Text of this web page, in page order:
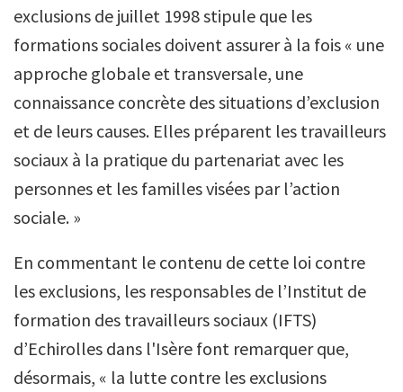
exclusions de juillet 1998 stipule que les
formations sociales doivent assurer à la fois « une
approche globale et transversale, une
connaissance concrète des situations d’exclusion
et de leurs causes. Elles préparent les travailleurs
sociaux à la pratique du partenariat avec les
personnes et les familles visées par l’action
sociale. »
En commentant le contenu de cette loi contre
les exclusions, les responsables de l’Institut de
formation des travailleurs sociaux (IFTS)
d’Echirolles dans l'Isère font remarquer que,
désormais, « la lutte contre les exclusions